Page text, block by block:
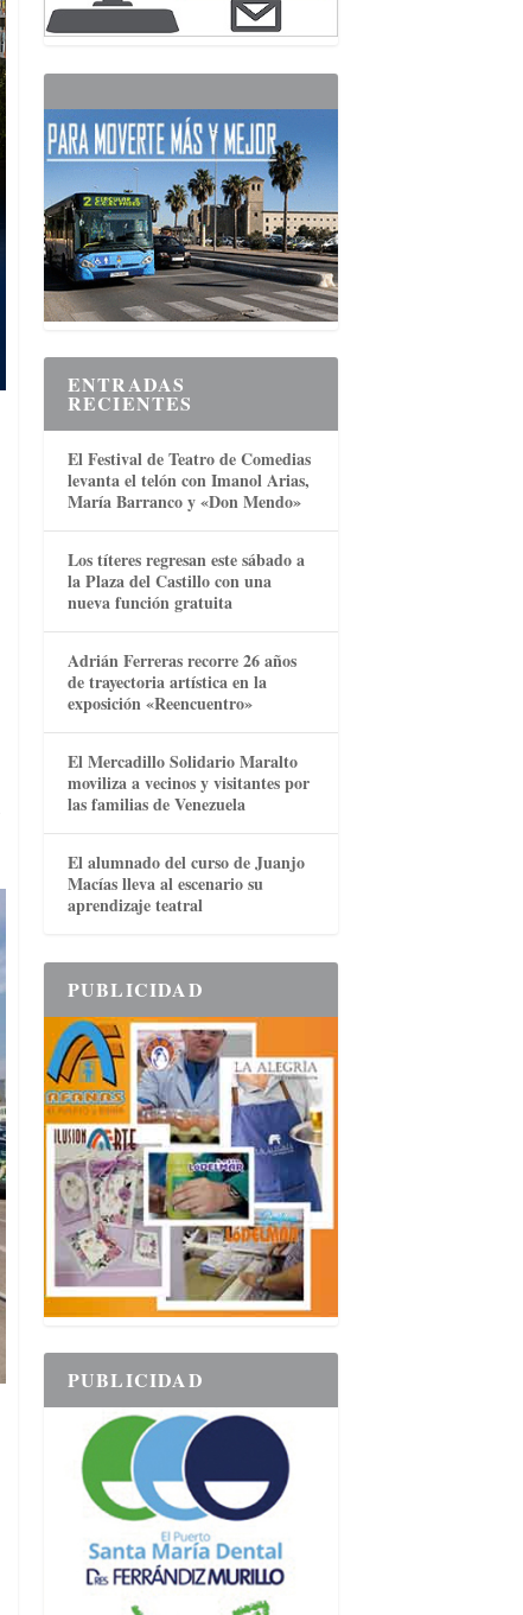
ENTRADAS
RECIENTES
El Festival de Teatro de Comedias
levanta el telón con Imanol Arias,
María Barranco y «Don Mendo»
Los títeres regresan este sábado a
la Plaza del Castillo con una
nueva función gratuita
Adrián Ferreras recorre 26 años
de trayectoria artística en la
exposición «Reencuentro»
El Mercadillo Solidario Maralto
moviliza a vecinos y visitantes por
las familias de Venezuela
El alumnado del curso de Juanjo
Macías lleva al escenario su
aprendizaje teatral
PUBLICIDAD
PUBLICIDAD